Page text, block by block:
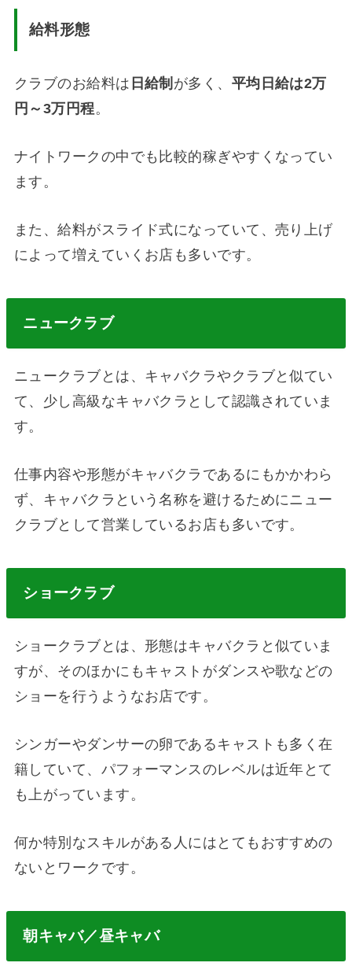
給料形態
クラブのお給料は 日給制 が多く、 平均日給は2万
円～ 3万円程。
ナイトワークの中でも比較的稼ぎやすくなってい
ます。
また、給料がスライド式になっていて、売り上げ
によって増えていくお店も多いです。
ニュークラブ
ニュークラブとは、キャバクラやクラブと似てい
て、少し高級なキャバクラとして認識されていま
す。
仕事内容や形態がキャバクラであるにもかかわら
ず、キャバクラという名称を避けるためにニュー
クラブとして営業しているお店も多いです。
ショークラブ
ショークラブとは、形態はキャバクラと似ていま
すが、そのほかにもキャストがダンスや歌などの
ショーを行うようなお店です。
シンガーやダンサーの卵であるキャストも多く在
籍していて、パフォーマンスのレベルは近年とて
も上がっています。
何か特別なスキルがある人にはとてもおすすめの
ないとワークです。
朝キャバ／昼キャバ